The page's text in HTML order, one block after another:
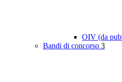
OIV (da
Bandi di concorso 3